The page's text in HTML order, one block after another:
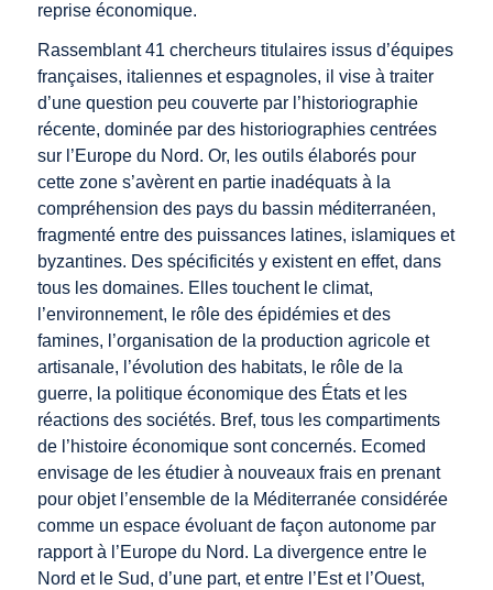
reprise économique.
Rassemblant 41 chercheurs titulaires issus d’équipes
françaises, italiennes et espagnoles, il vise à traiter
d’une question peu couverte par l’historiographie
récente, dominée par des historiographies centrées
sur l’Europe du Nord. Or, les outils élaborés pour
cette zone s’avèrent en partie inadéquats à la
compréhension des pays du bassin méditerranéen,
fragmenté entre des puissances latines, islamiques et
byzantines. Des spécificités y existent en effet, dans
tous les domaines. Elles touchent le climat,
l’environnement, le rôle des épidémies et des
famines, l’organisation de la production agricole et
artisanale, l’évolution des habitats, le rôle de la
guerre, la politique économique des États et les
réactions des sociétés. Bref, tous les compartiments
de l’histoire économique sont concernés. Ecomed
envisage de les étudier à nouveaux frais en prenant
pour objet l’ensemble de la Méditerranée considérée
comme un espace évoluant de façon autonome par
rapport à l’Europe du Nord. La divergence entre le
Nord et le Sud, d’une part, et entre l’Est et l’Ouest,